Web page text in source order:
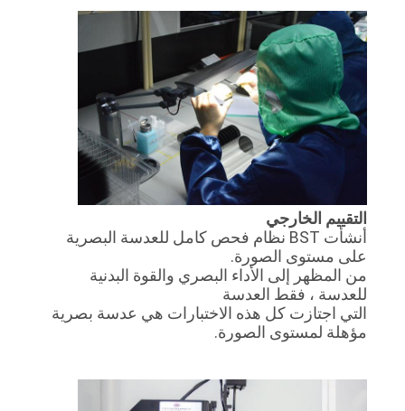
التقييم الخارجي
أنشأت BST نظام فحص كامل للعدسة البصرية
على مستوى الصورة.
من المظهر إلى الأداء البصري والقوة البدنية
للعدسة ، فقط العدسة
التي اجتازت كل هذه الاختبارات هي عدسة بصرية
مؤهلة لمستوى الصورة.